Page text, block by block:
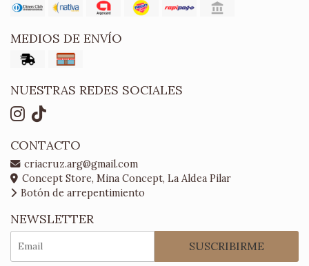
MEDIOS DE ENVÍO
NUESTRAS REDES SOCIALES
CONTACTO
criacruz.arg@gmail.com
Concept Store, Mina Concept, La Aldea Pilar
Botón de arrepentimiento
NEWSLETTER
SUSCRIBIRME